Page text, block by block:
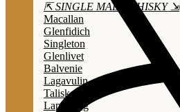
⇱ SINGLE MALT WHISKY ⇲
Macallan
Glenfidich
Singleton
Glenlivet
Balvenie
Lagavulin
Talisker
Laphroaig